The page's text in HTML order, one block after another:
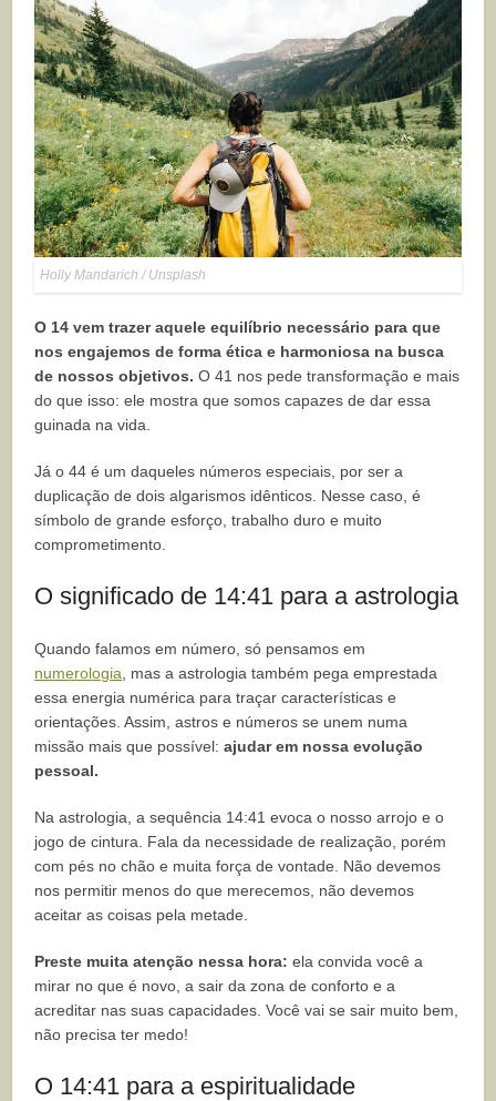
Holly Mandarich / Unsplash
O 14 vem trazer aquele equilíbrio necessário para que
nos engajemos de forma ética e harmoniosa na busca
de nossos objetivos. O 41 nos pede transformação e mais
do que isso: ele mostra que somos capazes de dar essa
guinada na vida.
Já o 44 é um daqueles números especiais, por ser a
duplicação de dois algarismos idênticos. Nesse caso, é
símbolo de grande esforço, trabalho duro e muito
comprometimento.
O significado de 14:41 para a astrologia
Quando falamos em número, só pensamos em
numerologia , mas a astrologia também pega emprestada
essa energia numérica para traçar características e
orientações. Assim, astros e números se unem numa
missão mais que possível: ajudar em nossa evolução
pessoal.
Na astrologia, a sequência 14:41 evoca o nosso arrojo e o
jogo de cintura. Fala da necessidade de realização, porém
com pés no chão e muita força de vontade. Não devemos
nos permitir menos do que merecemos, não devemos
aceitar as coisas pela metade.
Preste muita atenção nessa hora: ela convida você a
mirar no que é novo, a sair da zona de conforto e a
acreditar nas suas capacidades. Você vai se sair muito bem,
não precisa ter medo!
O 14:41 para a espiritualidade